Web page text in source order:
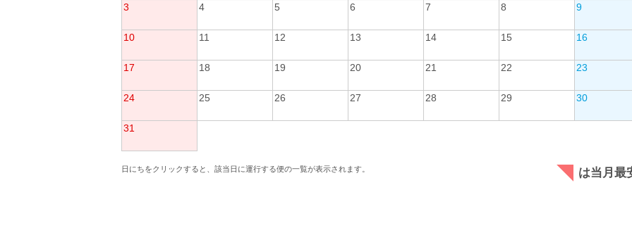
3 4 5 6 7 8 9
10 11 12 13 14 15 16
17 18 19 20 21 22 23
24 25 26 27 28 29 30
31
日にちをクリックすると、該当日に運行する便の一覧が表示されます。 は当月最